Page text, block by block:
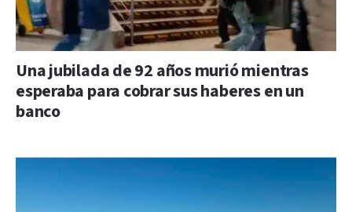
Una jubilada de 92 años murió mientras
esperaba para cobrar sus haberes en un
banco